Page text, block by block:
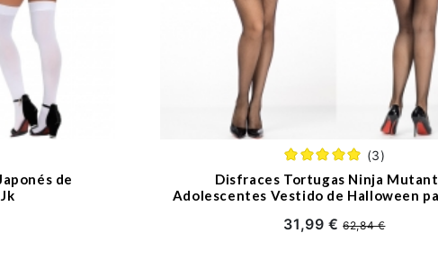
de
(3)
Disfraces Tortugas Ninja
Adolescentes Vestido de Halloween
31,99 €62,84 €